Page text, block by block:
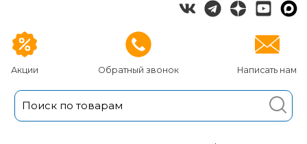
Акции Обратный звонок Написать нам